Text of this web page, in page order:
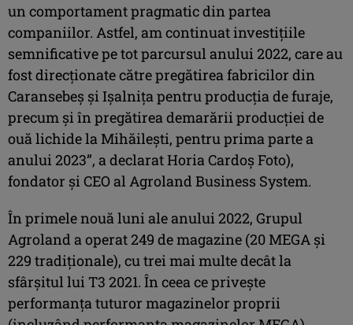
un comportament pragmatic din partea
companiilor. Astfel, am continuat investițiile
semnificative pe tot parcursul anului 2022, care au
fost direcționate către pregătirea fabricilor din
Caransebeș și Ișalnița pentru producția de furaje,
precum și în pregătirea demarării producției de
ouă lichide la Mihăilești, pentru prima parte a
anului 2023”, a declarat Horia Cardoș Foto),
fondator și CEO al Agroland Business System.
În primele nouă luni ale anului 2022, Grupul
Agroland a operat 249 de magazine (20 MEGA și
229 tradiționale), cu trei mai multe decât la
sfârșitul lui T3 2021. În ceea ce privește
performanța tuturor magazinelor proprii